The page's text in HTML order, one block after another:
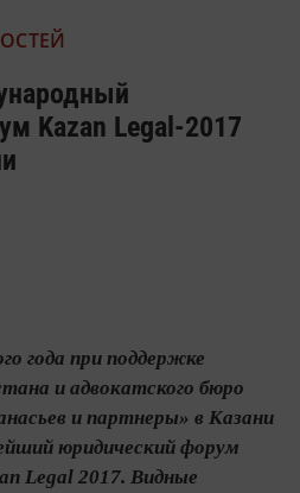
Kazan Legal-2017
года при поддержке
и адвокатского бюро
и партнеры» в Казани
юридический форум
Legal 2017. Видные